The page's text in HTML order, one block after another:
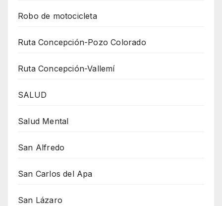
Robo de motocicleta
Ruta Concepción-Pozo Colorado
Ruta Concepción-Vallemí
SALUD
Salud Mental
San Alfredo
San Carlos del Apa
San Lázaro